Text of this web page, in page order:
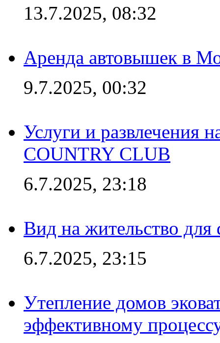
13.7.2025, 08:32
Аренда автовышек в
9.7.2025, 00:32
Услуги и развлечения
COUNTRY CLUB
6.7.2025, 23:18
Вид на жительство
6.7.2025, 23:15
Утепление домов
эффективному